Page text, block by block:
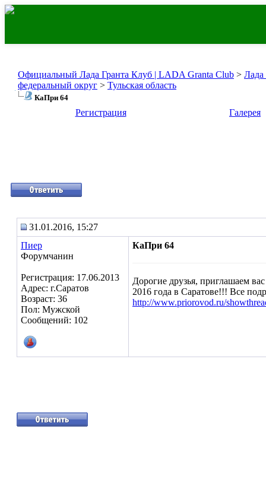
Официальный Лада Гранта Клуб | LADA Granta Club > Лада
федеральный округ > Тульская область
КаПри 64
Регистрация Галерея
31.01.2016, 15:27
Пиер
Форумчанин
Регистрация: 17.06.2013
Адрес: г.Саратов
Возраст: 36
Пол: Мужской
Сообщений: 102
КаПри 64
Дорогие друзья, приглашаем
2016 года в Саратове!!! Все
http://www.priorovod.ru/